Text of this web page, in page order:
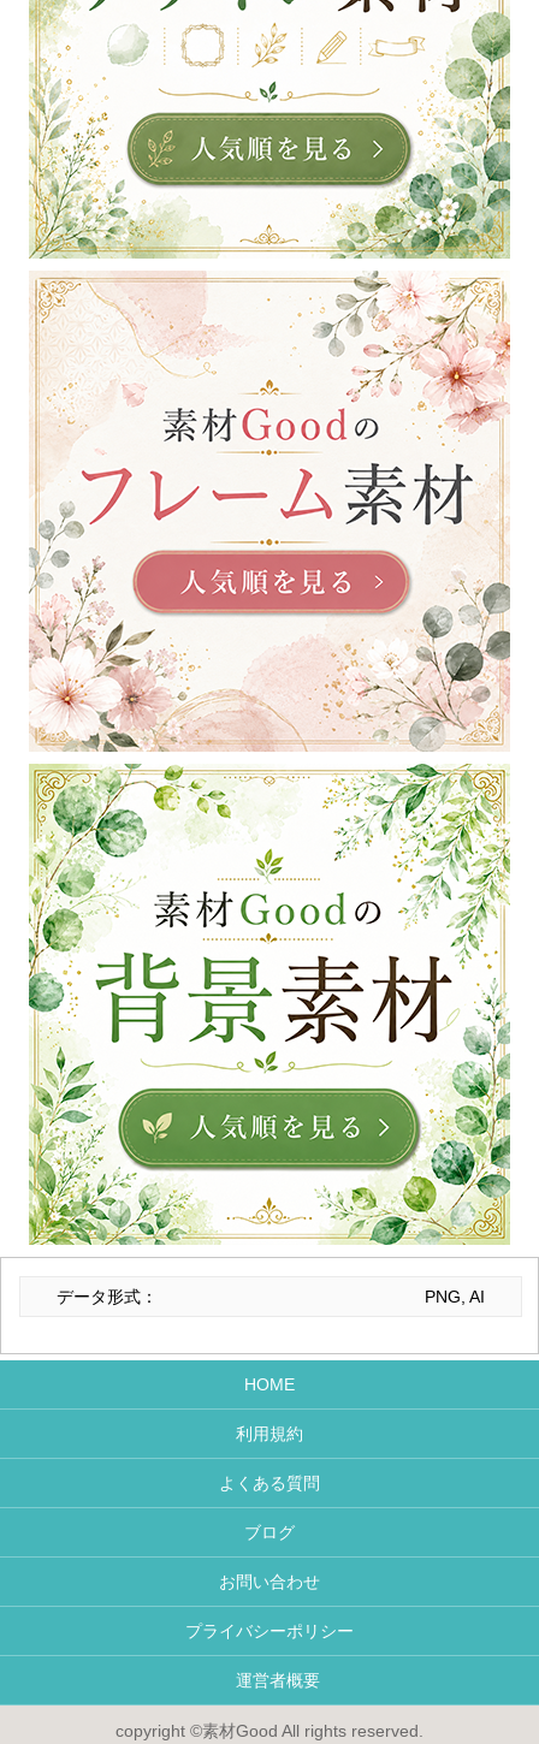
データ形式： PNG, AI
HOME
利用規約
よくある質問
ブログ
お問い合わせ
プライバシーポリシー
運営者概要
copyright ©素材Good All rights reserved.